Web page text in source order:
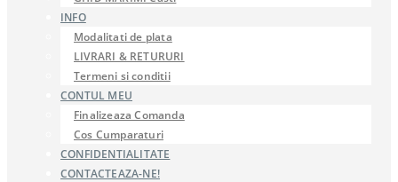
INFO
Modalitati de plata
LIVRARI & RETURURI
Termeni si conditii
CONTUL MEU
Finalizeaza Comanda
Cos Cumparaturi
CONFIDENTIALITATE
CONTACTEAZA-NE!